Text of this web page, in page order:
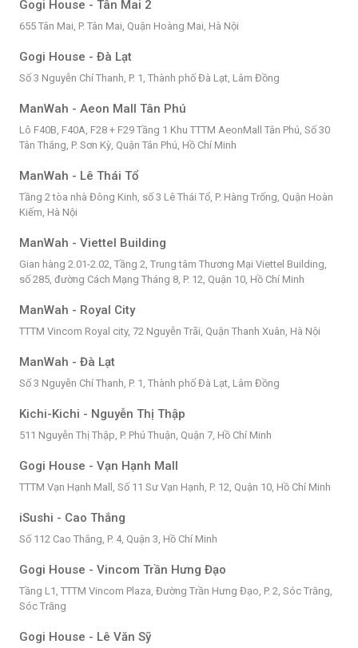
Gogi House - Tân Mai 2
655 Tân Mai, P. Tân Mai, Quận Hoàng Mai, Hà Nội
Gogi House - Đà Lạt
Số 3 Nguyễn Chí Thanh, P. 1, Thành phố Đà Lạt, Lâm Đồng
ManWah - Aeon Mall Tân Phú
Lô F40B, F40A, F28 + F29 Tầng 1 Khu TTTM AeonMall Tân Phú, Số 30
Tân Thắng, P. Sơn Kỳ, Quận Tân Phú, Hồ Chí Minh
ManWah - Lê Thái Tổ
Tầng 2 tòa nhà Đông Kinh, số 3 Lê Thái Tổ, P. Hàng Trống, Quận Hoàn
Kiếm, Hà Nội
ManWah - Viettel Building
Gian hàng 2.01-2.02, Tầng 2, Trung tâm Thương Mại Viettel Building,
số 285, đường Cách Mạng Tháng 8, P. 12, Quận 10, Hồ Chí Minh
ManWah - Royal City
TTTM Vincom Royal city, 72 Nguyễn Trãi, Quận Thanh Xuân, Hà Nội
ManWah - Đà Lạt
Số 3 Nguyễn Chí Thanh, P. 1, Thành phố Đà Lạt, Lâm Đồng
Kichi-Kichi - Nguyễn Thị Thập
511 Nguyễn Thị Thập, P. Phú Thuận, Quận 7, Hồ Chí Minh
Gogi House - Vạn Hạnh Mall
TTTM Vạn Hạnh Mall, Số 11 Sư Vạn Hạnh, P. 12, Quận 10, Hồ Chí Minh
iSushi - Cao Thắng
Số 112 Cao Thắng, P. 4, Quận 3, Hồ Chí Minh
Gogi House - Vincom Trần Hưng Đạo
Tầng L1, TTTM Vincom Plaza, Đường Trần Hưng Đạo, P. 2, Sóc Trăng,
Sóc Trăng
Gogi House - Lê Văn Sỹ